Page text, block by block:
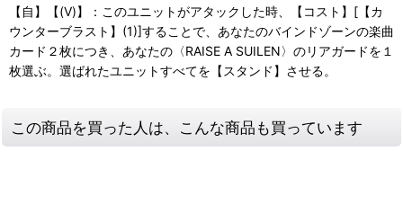
【自】【(V)】：このユニットがアタックした時、【コスト】[【カ
ウンターブラスト】(1)]することで、あなたのバインドゾーンの楽曲
カード２枚につき、あなたの〈RAISE A SUILEN〉のリアガードを１
枚選ぶ。選ばれたユニットすべてを【スタンド】させる。
この商品を買った人は、こんな商品も買っています